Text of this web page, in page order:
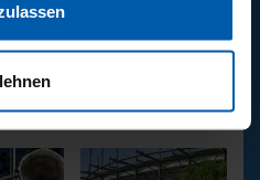
widerrufen
nach bestimmten
identifizieren
FREIBURG